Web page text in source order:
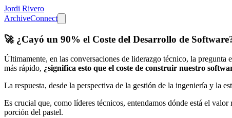
Jordi Rivero
ArchiveConnect
🚀 ¿Cayó un 90% el Coste del Desarrollo de
Últimamente, en las conversaciones de liderazgo técnico, la
más rápido, ¿significa esto que el coste de construir nuestro
La respuesta, desde la perspectiva de la gestión de la ingeniería y la
Es crucial que, como líderes técnicos, entendamos dónde está el
porción del pastel.